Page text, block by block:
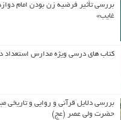
بررسی تأثیر فرضیه زن بودن امام
غایب»
کتاب های درسی ویژه مدارس استعداد
بررسی دلایل قرآنی و روایی و تاریخی
حضرت ولی عصر (عج)